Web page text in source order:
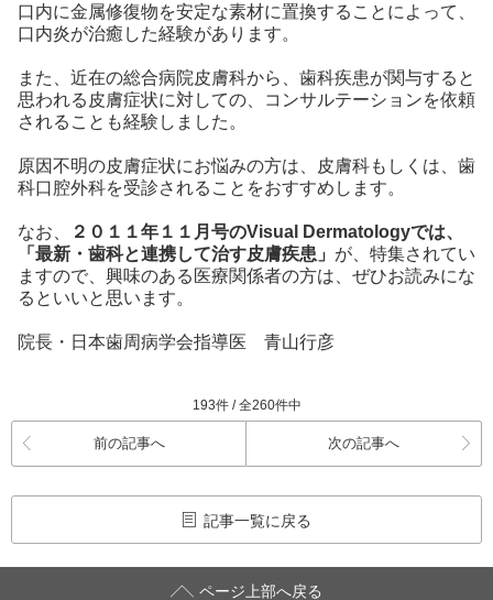
口内に金属修復物を安定な素材に置換することによって、
口内炎が治癒した経験があります。
また、近在の総合病院皮膚科から、歯科疾患が関与すると
思われる皮膚症状に対しての、コンサルテーションを依頼
されることも経験しました。
原因不明の皮膚症状にお悩みの方は、皮膚科もしくは、歯
科口腔外科を受診されることをおすすめします。
なお、
２０１１年１１月号のVisual Dermatologyでは、
「最新・歯科と連携して治す皮膚疾患」 が、特集されてい
ますので、興味のある医療関係者の方は、ぜひお読みにな
るといいと思います。
院長・日本歯周病学会指導医 青山行彦
193件 / 全260件中
前の記事へ 次の記事へ
記事一覧に戻る
ページ上部へ戻る